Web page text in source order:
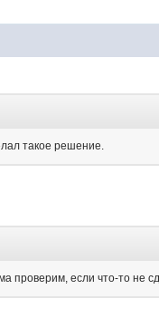
такое решение.
проверим, если что-то не